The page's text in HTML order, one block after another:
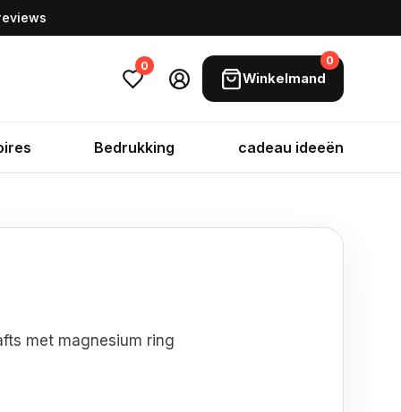
0 0
Winkelmand
Bedrukking cadeau ideeën
met magnesium ring